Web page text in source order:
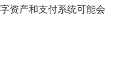
资产和支付系统可能会